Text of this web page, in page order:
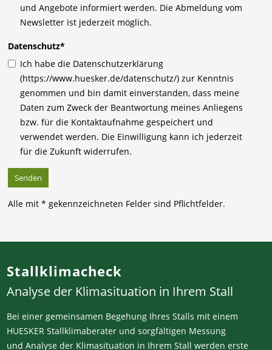
und Angebote informiert werden. Die Abmeldung vom
Newsletter ist jederzeit möglich.
Datenschutz*
Ich habe die Datenschutzerklärung
(https://www.huesker.de/datenschutz/) zur Kenntnis
genommen und bin damit einverstanden, dass meine
Daten zum Zweck der Beantwortung meines Anliegens
bzw. für die Kontaktaufnahme gespeichert und
verwendet werden. Die Einwilligung kann ich jederzeit
für die Zukunft widerrufen.
Alle mit * gekennzeichneten Felder sind Pflichtfelder.
Stallklimacheck
Analyse der Klimasituation in Ihrem Stall
Bei einer gemeinsamen Begehung Ihres Stalls mit einem
HUESKER Stallklimaberater und sorgfältigen Messung
und Analyse der Klimasituation in Ihrem Stall werden erste